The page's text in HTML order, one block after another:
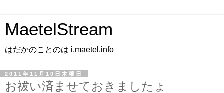
MaetelStream
はだかのことのは i.maetel.info
2011年11月10日木曜日
お祓い済ませておきましたょ